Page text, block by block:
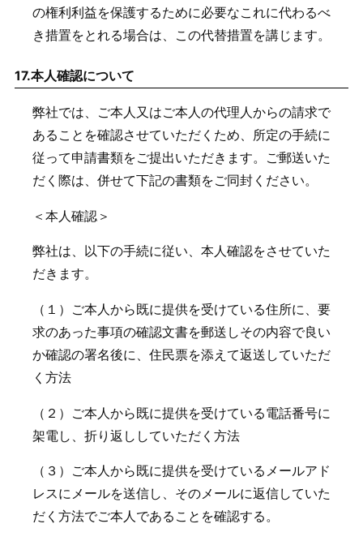
の権利利益を保護するために必要なこれに代わるべ
き措置をとれる場合は、この代替措置を講じます。
17.本人確認について
弊社では、ご本人又はご本人の代理人からの請求で
あることを確認させていただくため、所定の手続に
従って申請書類をご提出いただきます。ご郵送いた
だく際は、併せて下記の書類をご同封ください。
＜本人確認＞
弊社は、以下の手続に従い、本人確認をさせていた
だきます。
（１）ご本人から既に提供を受けている住所に、要
求のあった事項の確認文書を郵送しその内容で良い
か確認の署名後に、住民票を添えて返送していただ
く方法
（２）ご本人から既に提供を受けている電話番号に
架電し、折り返ししていただく方法
（３）ご本人から既に提供を受けているメールアド
レスにメールを送信し、そのメールに返信していた
だく方法でご本人であることを確認する。